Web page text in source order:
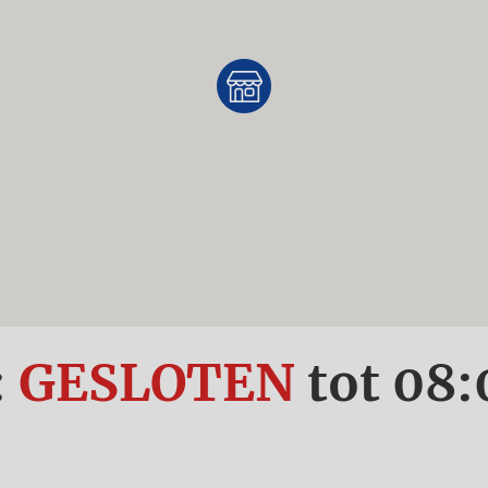
GESLOTEN tot